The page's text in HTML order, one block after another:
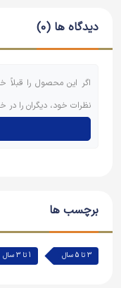
دیدگاه ها (0)
اگر این محصول را قبلاً
نظرات خود، دیگران را در
برچسب ها
3 تا 5 سال 1 تا 3 سال